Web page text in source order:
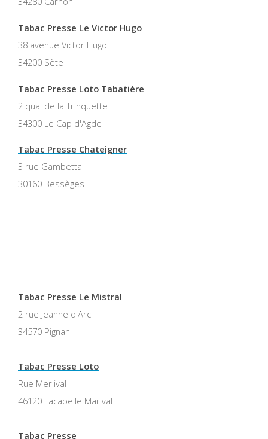
Tabac Presse Le Victor Hugo
38 avenue Victor Hugo
34200 Sète
Tabac Presse Loto Tabatière
2 quai de la Trinquette
34300 Le Cap d'Agde
Tabac Presse Chateigner
3 rue Gambetta
30160 Bessèges
Tabac Presse Le Mistral
2 rue Jeanne d'Arc
34570 Pignan
Tabac Presse Loto
Rue Merlival
46120 Lacapelle Marival
Tabac Presse